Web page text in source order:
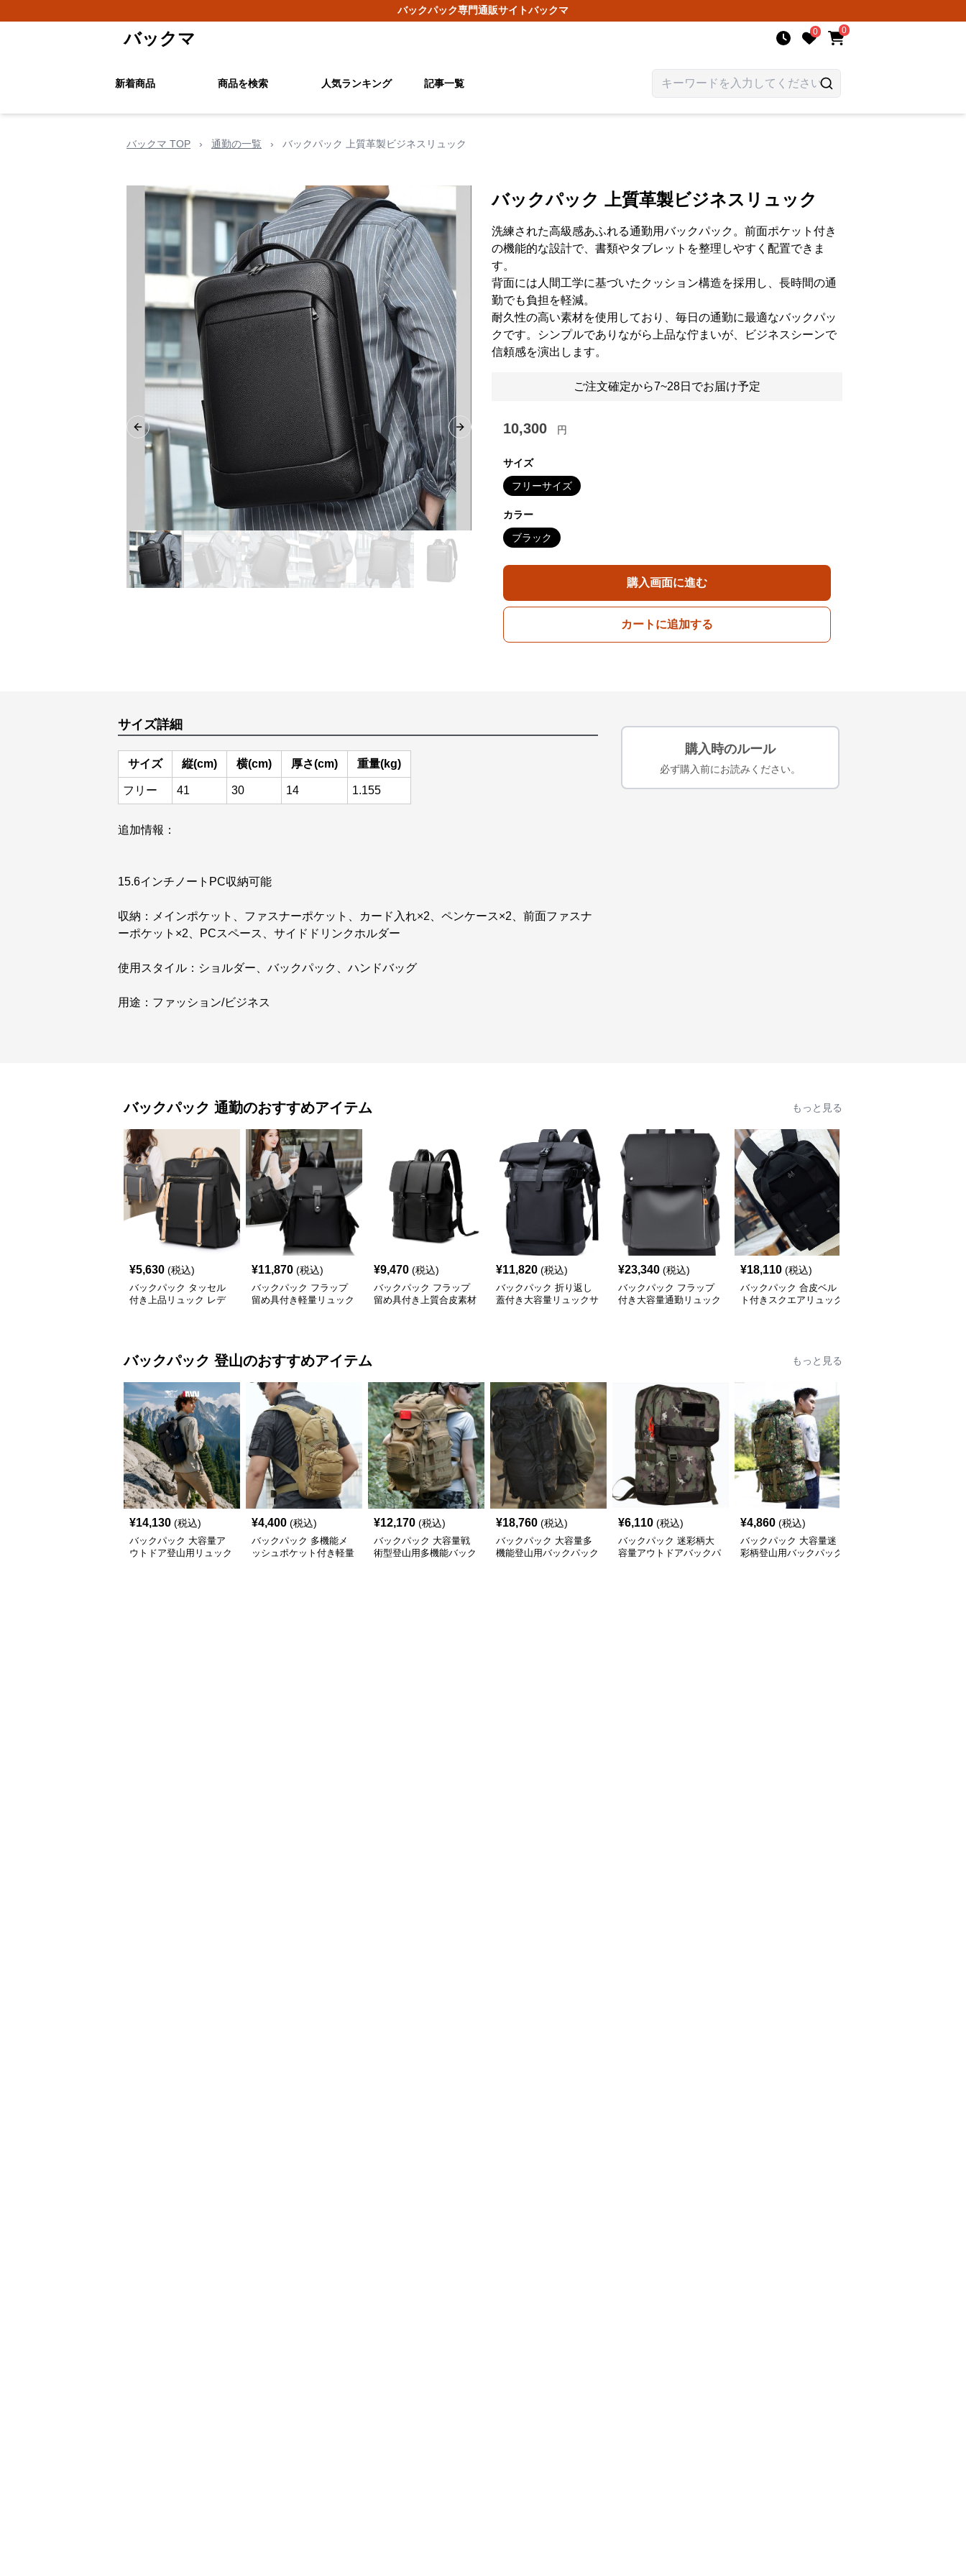
バックパック専門通販サイトバックマ
バックマ 0 0
新着商品 商品を検索 人気ランキング 記事一覧
バックマ TOP › 通勤の一覧 › バックパック 上質革製ビジネスリュック
Previous slide Next slide
バックパック 上質革製ビジネスリュック
洗練された高級感あふれる通勤用バックパック。前面ポケット付き
の機能的な設計で、書類やタブレットを整理しやすく配置できま
す。
背面には人間工学に基づいたクッション構造を採用し、長時間の通
勤でも負担を軽減。
耐久性の高い素材を使用しており、毎日の通勤に最適なバックパッ
クです。シンプルでありながら上品な佇まいが、ビジネスシーンで
信頼感を演出します。
ご注文確定から7~28日でお届け予定
10,300 円
サイズ
フリーサイズ
カラー
ブラック
購入画面に進む
カートに追加する
サイズ詳細
サイズ 縦(cm) 横(cm) 厚さ(cm) 重量(kg)
フリー 41 30 14 1.155
追加情報：
15.6インチノートPC収納可能
収納：メインポケット、ファスナーポケット、カード入れ×2、ペンケース×2、前面ファスナ
ーポケット×2、PCスペース、サイドドリンクホルダー
使用スタイル：ショルダー、バックパック、ハンドバッグ
用途：ファッション/ビジネス
購入時のルール
必ず購入前にお読みください。
バックパック 通勤のおすすめアイテム もっと見る
¥5,630 (税込)
バックパック タッセル
付き上品リュック レデ
¥11,870 (税込)
バックパック フラップ
留め具付き軽量リュック
¥9,470 (税込)
バックパック フラップ
留め具付き上質合皮素材
¥11,820 (税込)
バックパック 折り返し
蓋付き大容量リュックサ
¥23,340 (税込)
バックパック フラップ
付き大容量通勤リュック
¥18,110 (税込)
バックパック 合皮ベル
ト付きスクエアリュック
バックパック 登山のおすすめアイテム もっと見る
¥14,130 (税込)
バックパック 大容量ア
ウトドア登山用リュック
¥4,400 (税込)
バックパック 多機能メ
ッシュポケット付き軽量
¥12,170 (税込)
バックパック 大容量戦
術型登山用多機能バック
¥18,760 (税込)
バックパック 大容量多
機能登山用バックパック
¥6,110 (税込)
バックパック 迷彩柄大
容量アウトドアバックパ
¥4,860 (税込)
バックパック 大容量迷
彩柄登山用バックパック